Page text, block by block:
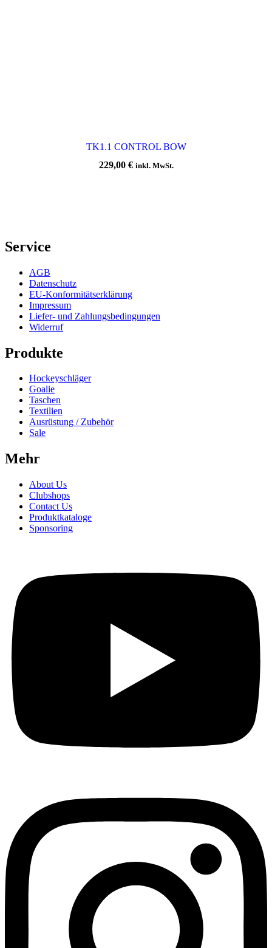
TK1.1 CONTROL BOW
229,00 € inkl. MwSt.
Service
AGB
Datenschutz
EU-Konformitätserklärung
Impressum
Liefer- und Zahlungsbedingungen
Widerruf
Produkte
Hockeyschläger
Goalie
Taschen
Textilien
Ausrüstung / Zubehör
Sale
Mehr
About Us
Clubshops
Contact Us
Produktkataloge
Sponsoring